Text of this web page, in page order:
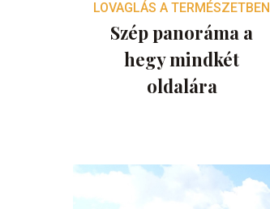
LOVAGLÁS A TERMÉSZETBEN
Szép panoráma a
hegy mindkét
oldalára